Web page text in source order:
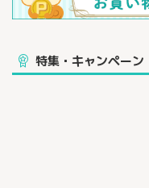
特集・キャンペーン